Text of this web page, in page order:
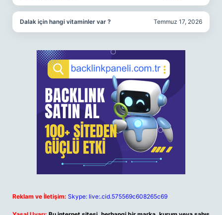
Dalak için hangi vitaminler var ? Temmuz 17, 2026
Reklam ve İletişim: Skype: live:.cid.575569c608265c69